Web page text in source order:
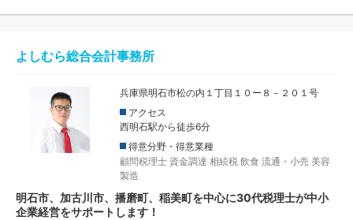
よしむら総合会計事務所
兵庫県明石市松の内１丁目１０ー８－２０１号
アクセス
西明石駅から徒歩6分
得意分野・得意業種
顧問税理士 資金調達 相続税 飲食 流通・小売 美容
製造
明石市、加古川市、播磨町、稲美町を中心に30代税理士が中小
企業経営をサポートします！